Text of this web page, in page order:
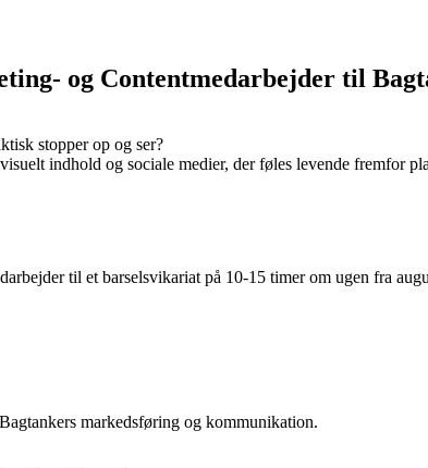
og Contentmedarbejder til
stopper op og ser?
indhold og sociale medier, der føles levende fremfor
til et barselsvikariat på 10-15 timer om ugen fra
markedsføring og kommunikation.